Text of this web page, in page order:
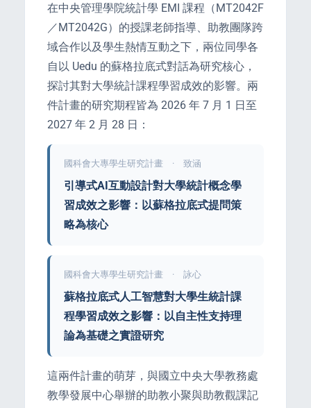
在中央管理學院統計學 EMI 課程（MT2042F
／MT2042G）的授課老師指導、助教團隊跨
域合作以及學生熱情互動之下，兩位同學各
自以 Uedu 的蘇格拉底式對話為研究核心，
探討其對大學統計課程學習成效的影響。兩
件計畫的研究期程皆為 2026 年 7 月 1 日至
2027 年 2 月 28 日：
國科會大專學生研究計畫 · 致涵
引導式AI互動設計對大學統計概念學
習成效之影響：以蘇格拉底式提問策
略為核心
國科會大專學生研究計畫 · 詠心
蘇格拉底式人工智慧對大學生統計課
程學習成效之影響：以自主性支持理
論為基礎之實證研究
這兩件計畫的萌芽，與國立中央大學教務處
教學發展中心舉辦的助教小聚與助教觀課記